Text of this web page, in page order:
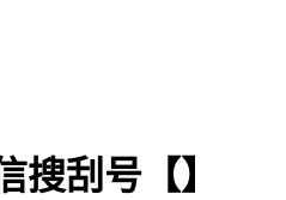
搜刮号【】